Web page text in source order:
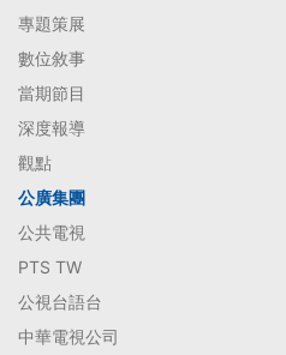
專題策展
數位敘事
當期節目
深度報導
觀點
公廣集團
公共電視
PTS TW
公視台語台
中華電視公司